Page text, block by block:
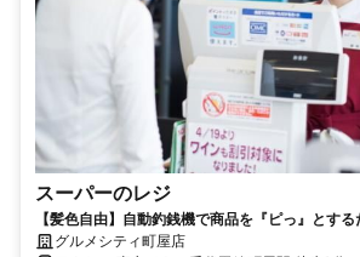
スーパーのレジ
【髪色自由】自動釣銭機で商品を『ピっ』とす
グルメシティ町屋店